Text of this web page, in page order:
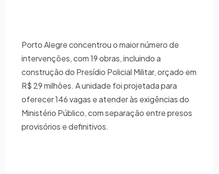
Porto Alegre concentrou o maior número de
intervenções, com 19 obras, incluindo a
construção do Presídio Policial Militar, orçado em
R$ 29 milhões. A unidade foi projetada para
oferecer 146 vagas e atender às exigências do
Ministério Público, com separação entre presos
provisórios e definitivos.